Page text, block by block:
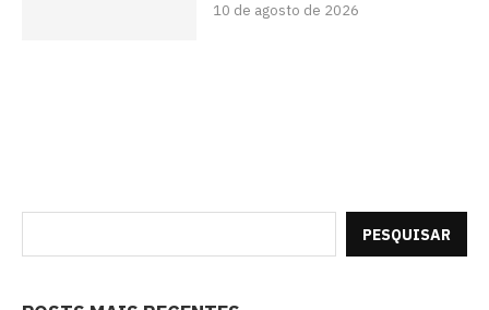
10 de agosto de 2026
PESQUISAR